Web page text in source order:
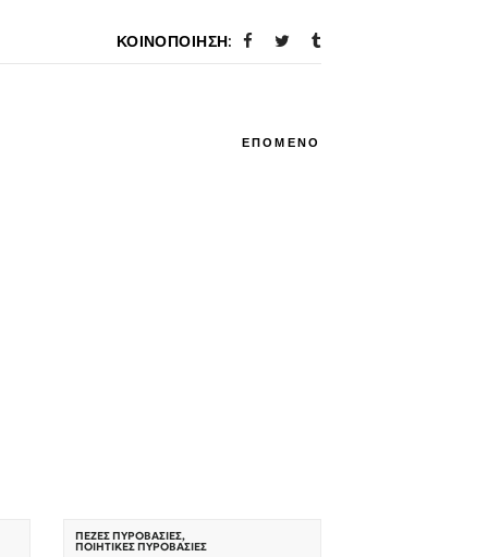
ΚΟΙΝΟΠΟΊΗΣΗ:
ΕΠΟΜΕΝΟ
ΠΕΖΈΣ ΠΥΡΟΒΑΣΊΕΣ,
ΠΟΙΗΤΙΚΈΣ ΠΥΡΟΒΑΣΊΕΣ